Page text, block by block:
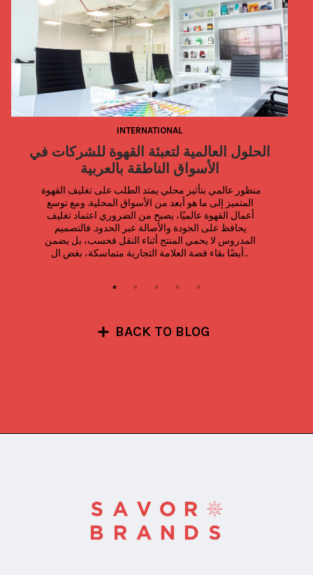
INTERNATIONAL
الحلول العالمية لتعبئة القهوة للشركات في
الأسواق الناطقة بالعربية
المتميز إلى ما هو أبعد من الأسواق المحلية. ومع توسع
أيضًا بقاء قصة العلامة التجارية متماسكة، بغض ال...
BACK TO BLOG